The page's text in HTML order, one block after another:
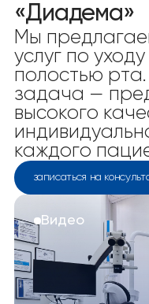
«Диадема»
Мы
услуг по
полостью
задача —
высокого
каждого
записаться на
Видео